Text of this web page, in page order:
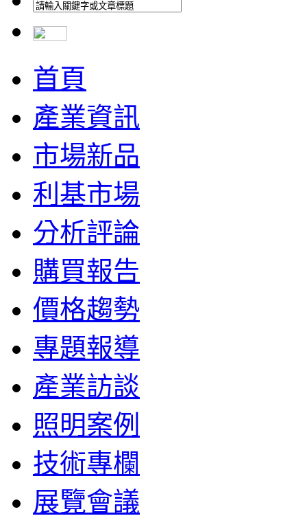
首頁
產業資訊
市場新品
利基市場
分析評論
購買報告
價格趨勢
專題報導
產業訪談
照明案例
技術專欄
展覽會議